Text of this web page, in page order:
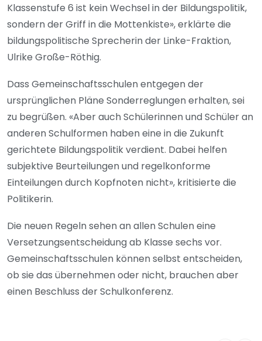
Klassenstufe 6 ist kein Wechsel in der Bildungspolitik,
sondern der Griff in die Mottenkiste», erklärte die
bildungspolitische Sprecherin der Linke-Fraktion,
Ulrike Große-Röthig.
Dass Gemeinschaftsschulen entgegen der
ursprünglichen Pläne Sonderreglungen erhalten, sei
zu begrüßen. «Aber auch Schülerinnen und Schüler an
anderen Schulformen haben eine in die Zukunft
gerichtete Bildungspolitik verdient. Dabei helfen
subjektive Beurteilungen und regelkonforme
Einteilungen durch Kopfnoten nicht», kritisierte die
Politikerin.
Die neuen Regeln sehen an allen Schulen eine
Versetzungsentscheidung ab Klasse sechs vor.
Gemeinschaftsschulen können selbst entscheiden,
ob sie das übernehmen oder nicht, brauchen aber
einen Beschluss der Schulkonferenz.